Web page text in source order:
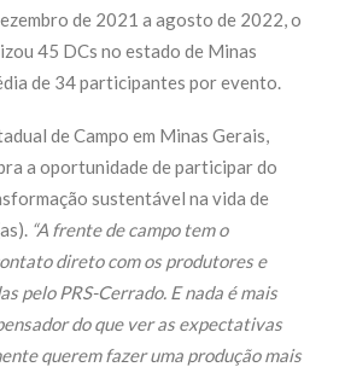
de 2021 a agosto de 2022, o
45 DCs no estado de Minas
de 34 participantes por evento.
de Campo em Minas Gerais,
a oportunidade de participar do
sustentável na vida de
“A frente de campo tem o
direto com os produtores e
pelo PRS-Cerrado. E nada é mais
do que ver as expectativas
querem fazer uma produção mais